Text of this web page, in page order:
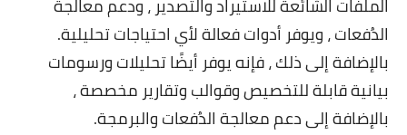
الملفات الشائعة للاستيراد والتصدير ، ودعم معالجة
الدُفعات ، ويوفر أدوات فعالة لأي احتياجات تحليلية.
بالإضافة إلى ذلك ، فإنه يوفر أيضًا تحليلات ورسومات
بيانية قابلة للتخصيص وقوالب وتقارير مخصصة ،
بالإضافة إلى دعم معالجة الدُفعات والبرمجة.